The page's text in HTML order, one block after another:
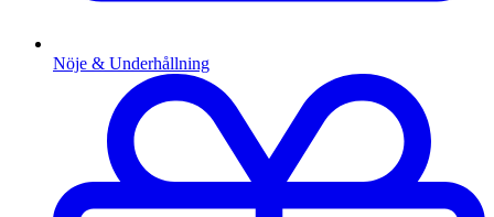
Nöje & Underhållning